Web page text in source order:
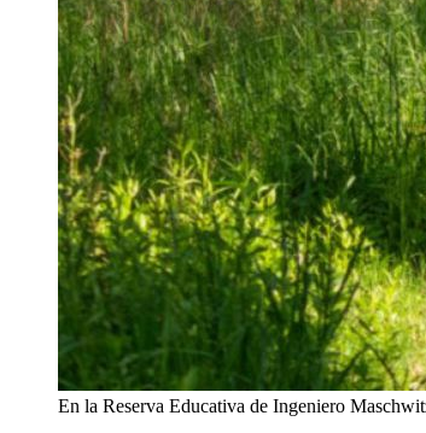
En la Reserva Educativa de Ingeniero